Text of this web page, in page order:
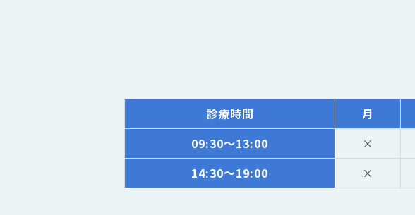
診療時間 月
09:30～13:00
×
14:30～19:00
×